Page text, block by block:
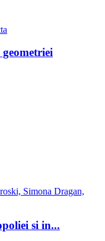
Simona Dragan,
si in...